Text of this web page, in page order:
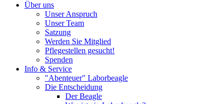
Über uns
Unser Anspruch
Unser Team
Satzung
Werden Sie Mitglied
Pflegestellen gesucht!
Spenden
Info & Service
"Abenteuer" Laborbeagle
Die Entscheidung
Der Beagle